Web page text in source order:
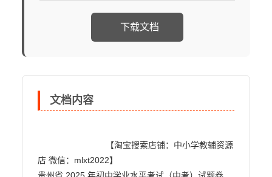
下载文档
文档内容